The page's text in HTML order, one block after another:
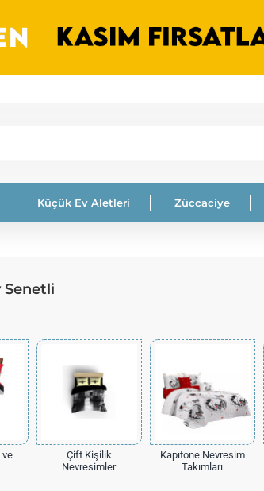
Küçük Ev Aletleri Züccaciye
Senetli
ve
Çift Kişilik
Nevresimler
Kapıtone Nevresim
Takımları